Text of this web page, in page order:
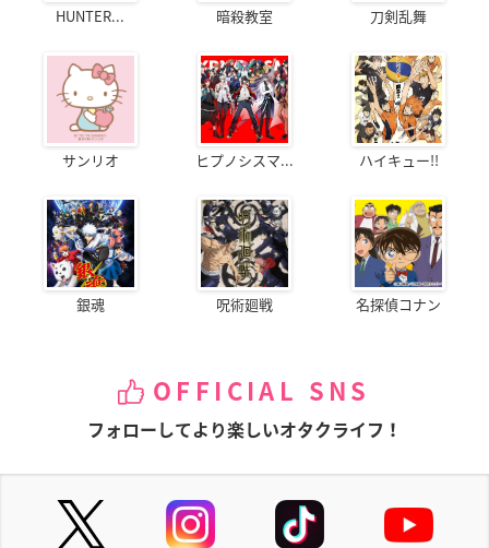
HUNTER... 暗殺教室 刀剣乱舞
サンリオ ヒプノシスマ... ハイキュー!!
銀魂 呪術廻戦 名探偵コナン
OFFICIAL SNS
フォローしてより楽しいオタクライフ！